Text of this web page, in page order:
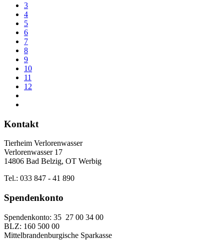
3
4
5
6
7
8
9
10
11
12
Kontakt
Tierheim Verlorenwasser
Verlorenwasser 17
14806 Bad Belzig, OT Werbig
Tel.: 033 847 - 41 890
Spendenkonto
Spendenkonto: 35 27 00 34 00
BLZ: 160 500 00
Mittelbrandenburgische Sparkasse